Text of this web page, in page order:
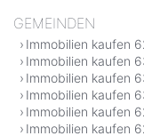
GEMEINDEN
Immobilien kaufen
Immobilien kaufen
Immobilien kaufen
Immobilien kaufen
Immobilien kaufen
Immobilien kaufen